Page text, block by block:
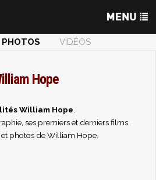
PHOTOS
VIDÉOS
Hope
William Hope
ses premiers et derniers films.
photos de William Hope.